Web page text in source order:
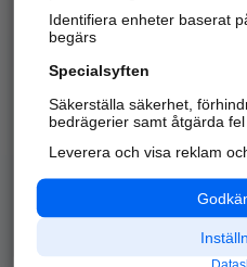
Alla kategorier
API & Kartor
Identifiera enheter baserat
begärs
Specialsyften
Säkerställa säkerhet,
bedrägerier samt åtgärda fel
Leverera och visa reklam